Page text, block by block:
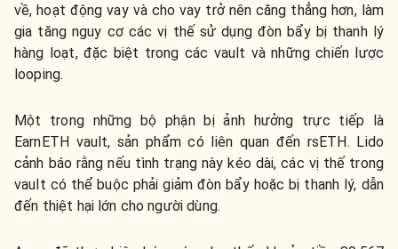
về, hoạt động vay và cho vay trở nên căng thẳng hơn, làm
gia tăng nguy cơ các vị thế sử dụng đòn bẩy bị thanh lý
hàng loạt, đặc biệt trong các vault và những chiến lược
looping.
Một trong những bộ phận bị ảnh hưởng trực tiếp là
EarnETH vault, sản phẩm có liên quan đến rsETH. Lido
cảnh báo rằng nếu tình trạng này kéo dài, các vị thế trong
vault có thể buộc phải giảm đòn bẩy hoặc bị thanh lý, dẫn
đến thiệt hại lớn cho người dùng.